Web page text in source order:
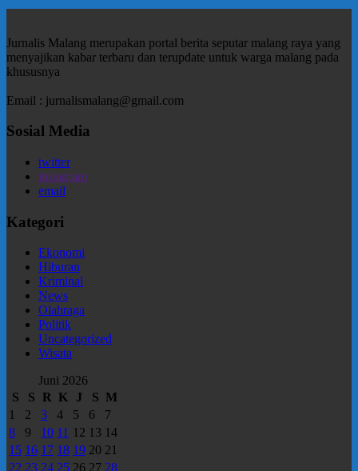
Jurnalis Malang merupakan portal berita seputar malang raya yang
menyajikan kabar terbaru dan terupdate untuk warga malang pada
khususnya
Email : jurnalismalang@gmail.com
Sosial Media
twitter
instagram
email
Kategori
Ekonomi
Hiburan
Kriminal
News
Olahraga
Politik
Uncategorized
Wisata
Juni 2026
S
S R K J S M
1
2 3 4 5 6
7
8
9 10 11 12 13 14
15 16 17 18 19 20 21
22 23 24 25 26 27 28